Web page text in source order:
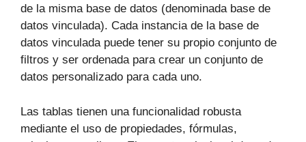
de la misma base de datos (denominada base de
datos vinculada). Cada instancia de la base de
datos vinculada puede tener su propio conjunto de
filtros y ser ordenada para crear un conjunto de
datos personalizado para cada uno.
Las tablas tienen una funcionalidad robusta
mediante el uso de propiedades, fórmulas,